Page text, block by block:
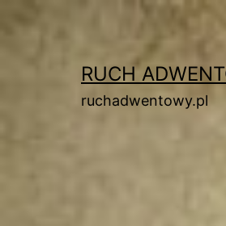
RUCH
ruchadwentowy.pl